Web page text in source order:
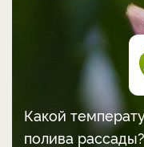
Какой
полива рассады?